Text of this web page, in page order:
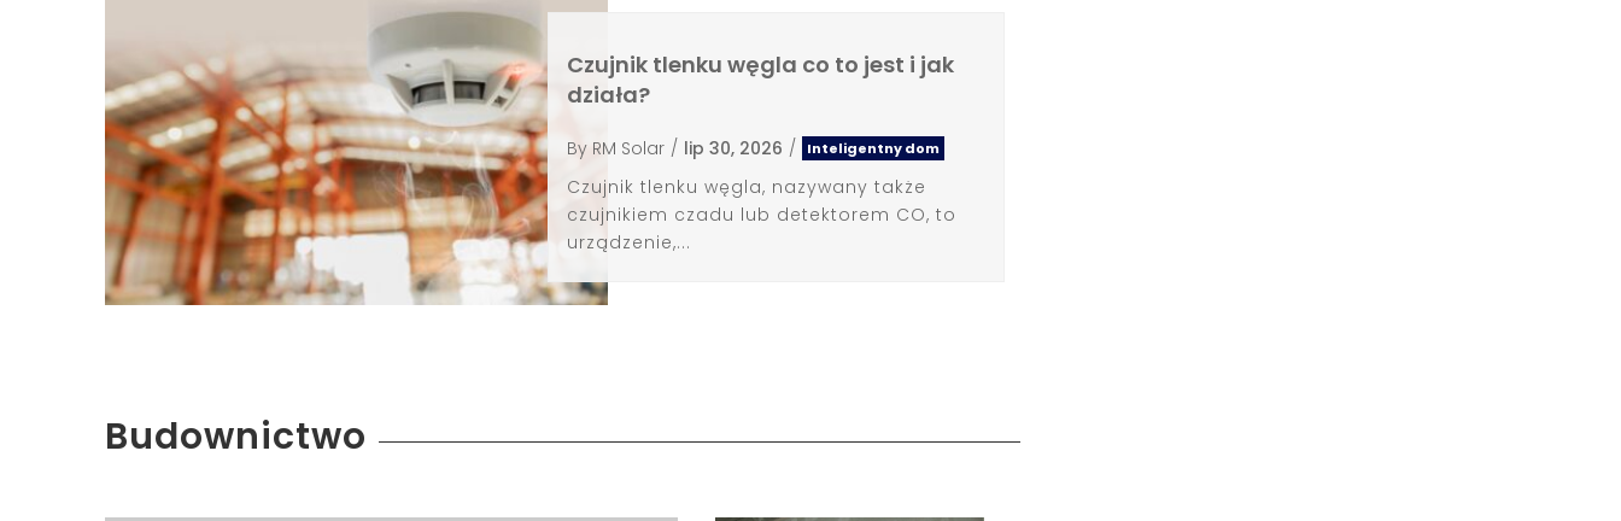
Czujnik tlenku węgla co to jest i jak
działa?
By RM Solar / lip 30, 2026 / Inteligentny dom
Czujnik tlenku węgla, nazywany także
czujnikiem czadu lub detektorem CO, to
urządzenie,...
Budownictwo